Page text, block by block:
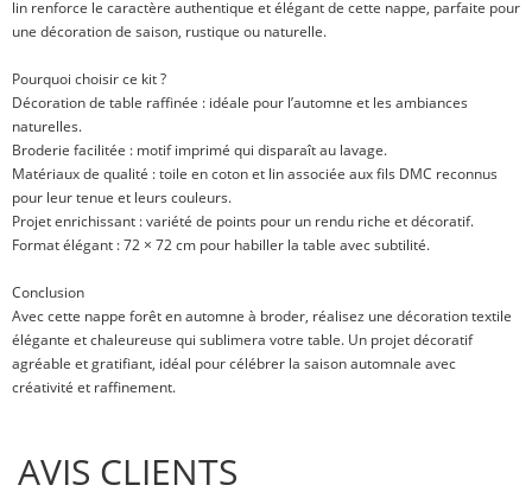
lin renforce le caractère authentique et élégant de cette nappe, parfaite pour
une décoration de saison, rustique ou naturelle.
Pourquoi choisir ce kit ?
Décoration de table raffinée : idéale pour l’automne et les ambiances
naturelles.
Broderie facilitée : motif imprimé qui disparaît au lavage.
Matériaux de qualité : toile en coton et lin associée aux fils DMC reconnus
pour leur tenue et leurs couleurs.
Projet enrichissant : variété de points pour un rendu riche et décoratif.
Format élégant : 72 × 72 cm pour habiller la table avec subtilité.
Conclusion
Avec cette nappe forêt en automne à broder, réalisez une décoration textile
élégante et chaleureuse qui sublimera votre table. Un projet décoratif
agréable et gratifiant, idéal pour célébrer la saison automnale avec
créativité et raffinement.
AVIS CLIENTS